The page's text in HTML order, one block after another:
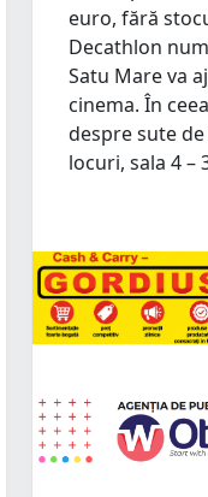
euro, fără
Decathlon
Satu Mare va
cinema. În
despre sute de
locuri, sala 4 –